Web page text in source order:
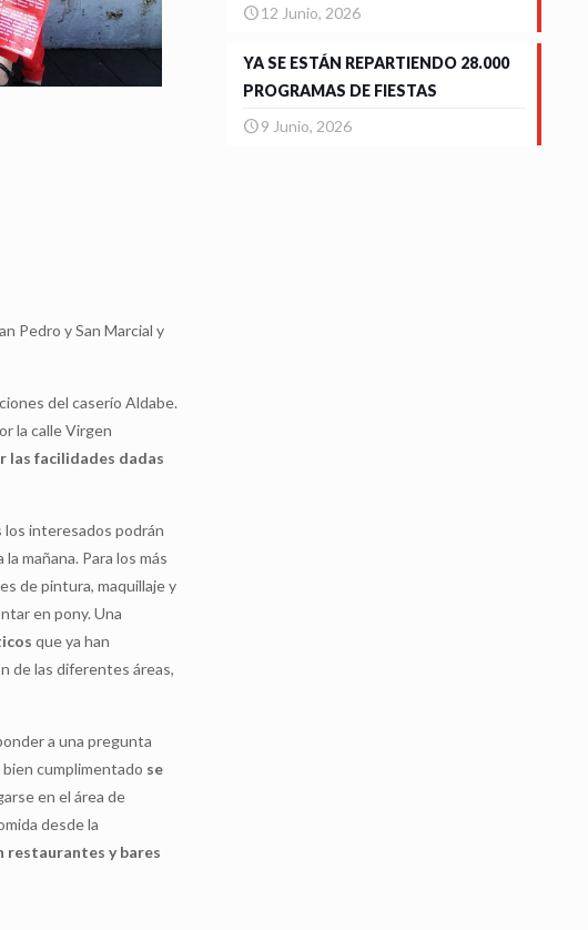
Pedro y San Marcial y
del caserío Aldabe.
la calle Virgen
las facilidades dadas
interesados podrán
mañana. Para los más
de pintura, maquillaje y
en pony. Una
que ya han
de las diferentes áreas,
a una pregunta
cumplimentado se
en el área de
desde la
restaurantes y bares
12 Junio, 2026
YA SE ESTÁN REPARTIENDO 28.000
PROGRAMAS DE FIESTAS
9 Junio, 2026